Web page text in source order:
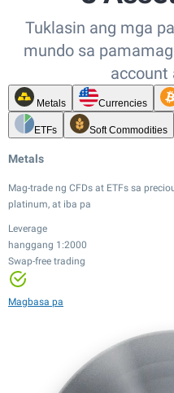
Tuklasin ang mga
mundo sa
Metals Currencies
ETFs Soft Commodities
Metals
Mag-trade ng CFDs at ETFs sa
platinum, at iba pa
Leverage
hanggang 1:2000
Swap-free trading
Magbasa pa
LeverageLeverage
Leverage